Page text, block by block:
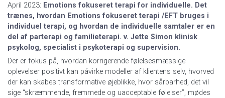
April 2023: Emotions fokuseret terapi for individuelle. Det
trænes, hvordan Emotions fokuseret terapi /EFT bruges i
individuel terapi, og hvordan de individuelle samtaler er en
del af parterapi og familieterapi. v. Jette Simon klinisk
psykolog, specialist i psykoterapi og supervision.
Der er fokus på, hvordan korrigerende følelsesmæssige
oplevelser positivt kan påvirke modeller af klientens selv, hvorved
der kan skabes transformative øjeblikke, hvor sårbarhed, det vil
sige “skræmmende, fremmede og uacceptable følelser”, mødes